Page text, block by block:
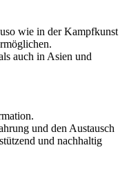
wie in der Kampfkunst
auch in Asien und
und den Austausch
und nachhaltig